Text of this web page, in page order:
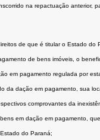
na repactuação anterior,
de que é titular o Estado
de bens imóveis, o
em pagamento regulada por
da dação em pagamento, sua
comprovantes da
em dação em pagamento,
do Paraná;